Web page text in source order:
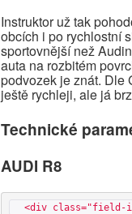
Instruktor už tak
obcích i po rychlostní
sportovnější než
auta na rozbitém
podvozek je znát. Dle
ještě rychleji, ale já
Technické
AUDI R8
<div